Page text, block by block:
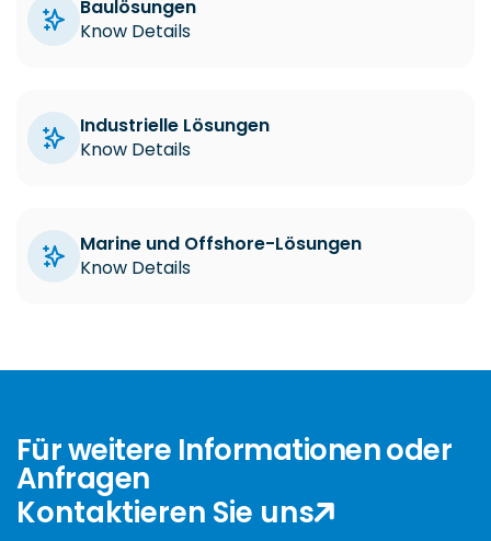
Baulösungen
Know Details
Industrielle Lösungen
Know Details
Marine und Offshore-Lösungen
Know Details
Für weitere Informationen oder
Anfragen
Kontaktieren Sie uns